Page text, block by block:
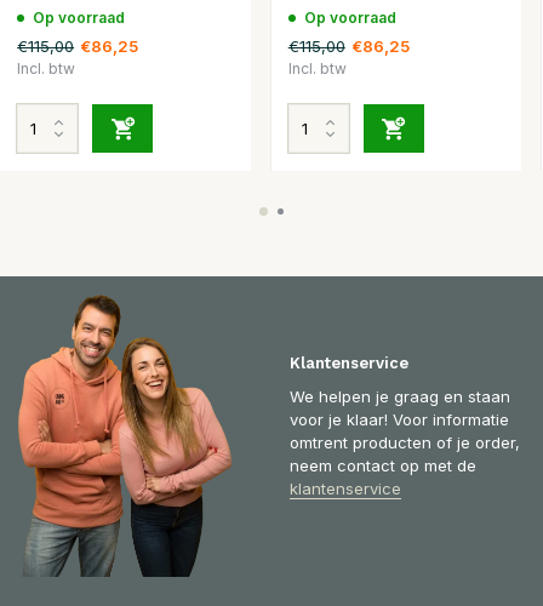
Op voorraad
€115,00 €86,25
Incl. btw
Op voorraad
€115,00 €86,25
Incl. btw
Klantenservice
We helpen je graag en staan
voor je klaar! Voor informatie
omtrent producten of je order,
neem contact op met de
klantenservice